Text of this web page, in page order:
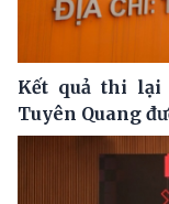
Kết quả thi lại
Tuyên Quang